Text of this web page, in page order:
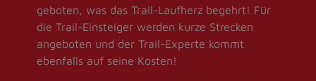
geboten, was das Trail-Laufherz begehrt! Für
die Trail-Einsteiger werden kurze Strecken
angeboten und der Trail-Experte kommt
ebenfalls auf seine Kosten!